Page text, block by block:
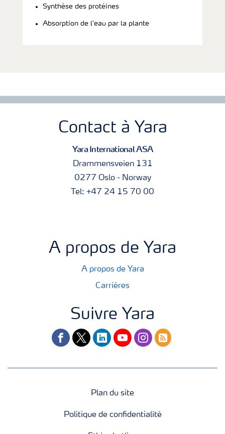
Synthèse des protéines
Absorption de l'eau par la plante
Contact à Yara
Yara International ASA
Drammensveien 131
0277 Oslo - Norway
Tel: +47 24 15 70 00
A propos de Yara
A propos de Yara
Carrières
Suivre Yara
facebooktwitterlinkedinyoutubeinstagram
rss
Plan du site
Politique de confidentialité